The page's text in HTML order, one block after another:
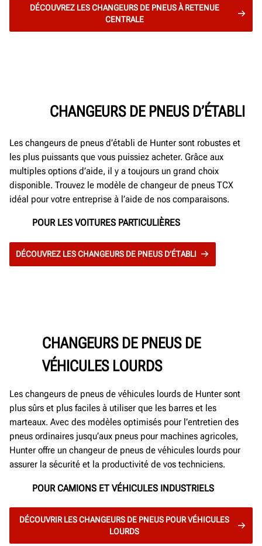
DÉCOUVREZ LES CHANGEURS DE PNEUS À RETENUE
CENTRALE
CHANGEURS DE PNEUS D’ÉTABLI
Les changeurs de pneus d’établi de Hunter sont robustes et
les plus puissants que vous puissiez acheter. Grâce aux
multiples options d’aide, il y a toujours un grand choix
disponible. Trouvez le modèle de changeur de pneus TCX
idéal pour votre entreprise à l’aide de nos comparaisons.
POUR LES VOITURES PARTICULIÈRES
DÉCOUVREZ LES CHANGEURS DE PNEUS D’ÉTABLI
CHANGEURS DE PNEUS DE
VÉHICULES LOURDS
Les changeurs de pneus de véhicules lourds de Hunter sont
plus sûrs et plus faciles à utiliser que les barres et les
marteaux. Avec des modèles optimisés pour l’entretien des
pneus ordinaires jusqu’aux pneus pour machines agricoles,
Hunter offre un changeur de pneus de véhicules lourds pour
assurer la sécurité et la productivité de vos techniciens.
POUR CAMIONS ET VÉHICULES INDUSTRIELS
DÉCOUVRIR LES CHANGEURS DE PNEUS POUR VÉHICULES
LOURDS